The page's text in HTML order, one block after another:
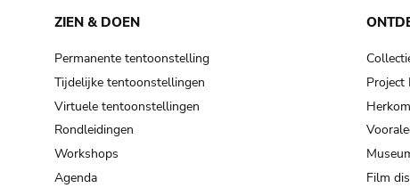
ZIEN & DOEN
Permanente tentoonstelling
Tijdelijke tentoonstellingen
Virtuele tentoonstellingen
Rondleidingen
Workshops
Agenda
Project
Film